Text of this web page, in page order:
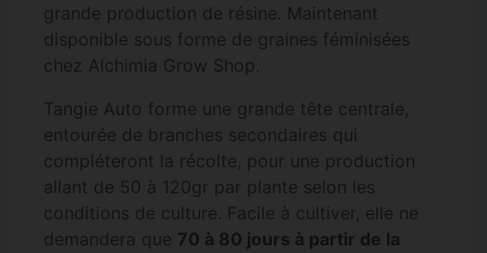
grande production de résine. Maintenant
disponible sous forme de graines féminisées
chez Alchimia Grow Shop.
Tangie Auto forme une grande tête centrale,
entourée de branches secondaires qui
compléteront la récolte, pour une production
allant de 50 à 120gr par plante selon les
conditions de culture. Facile à cultiver, elle ne
demandera que 70 à 80 jours à partir de la